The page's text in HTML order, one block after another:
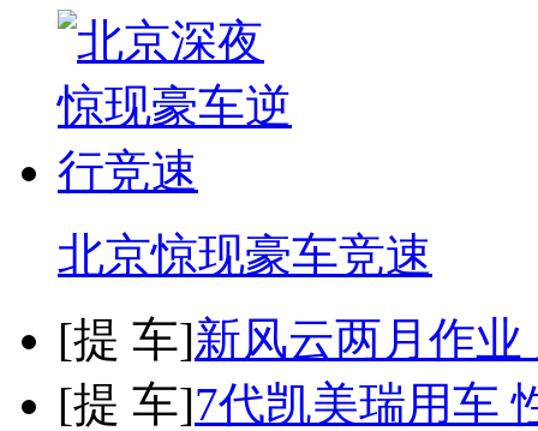
北京惊现豪车竞速
[提 车]新风云两月作
[提 车]7代凯美瑞用车